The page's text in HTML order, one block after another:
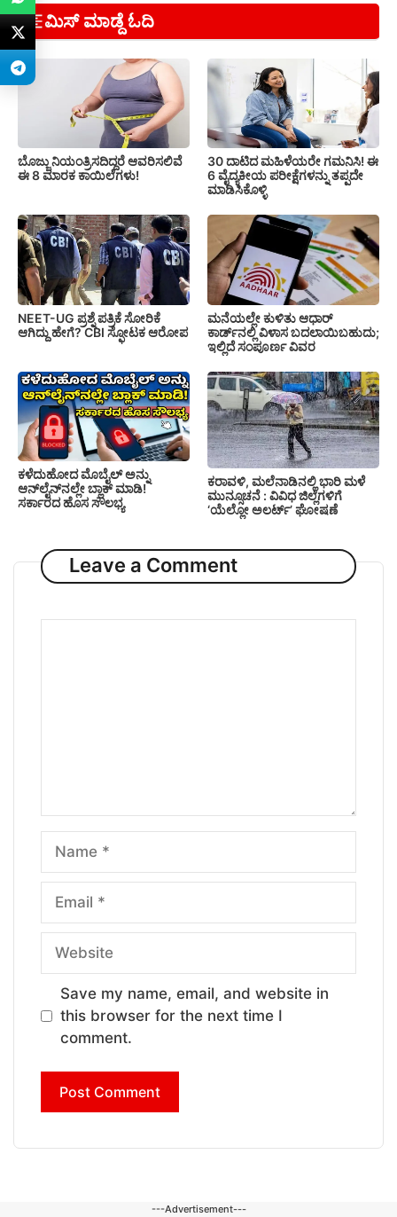
ಮಿಸ್ ಮಾಡ್ದೆ ಓದಿ
ಬೊಜ್ಜು ನಿಯಂತ್ರಿಸದಿದ್ದರೆ ಆವರಿಸಲಿವೆ
ಈ 8 ಮಾರಕ ಕಾಯಿಲೆಗಳು!
30 ದಾಟಿದ ಮಹಿಳೆಯರೇ ಗಮನಿಸಿ! ಈ
6 ವೈದ್ಯಕೀಯ ಪರೀಕ್ಷೆಗಳನ್ನು ತಪ್ಪದೇ
ಮಾಡಿಸಿಕೊಳ್ಳಿ
NEET-UG ಪ್ರಶ್ನೆ ಪತ್ರಿಕೆ ಸೋರಿಕೆ
ಆಗಿದ್ದು ಹೇಗೆ? CBI ಸ್ಫೋಟಕ ಆರೋಪ
ಮನೆಯಲ್ಲೇ ಕುಳಿತು ಆಧಾರ್
ಕಾರ್ಡ್‌ನಲ್ಲಿ ವಿಳಾಸ ಬದಲಾಯಿಬಹುದು;
ಇಲ್ಲಿದೆ ಸಂಪೂರ್ಣ ವಿವರ
ಕಳೆದುಹೋದ ಮೊಬೈಲ್ ಅನ್ನು
ಆನ್‌ಲೈನ್‌ನಲ್ಲೇ ಬ್ಲಾಕ್ ಮಾಡಿ!
ಸರ್ಕಾರದ ಹೊಸ ಸೌಲಭ್ಯ
ಕರಾವಳಿ, ಮಲೆನಾಡಿನಲ್ಲಿ ಭಾರಿ ಮಳೆ
ಮುನ್ಸೂಚನೆ : ವಿವಿಧ ಜಿಲ್ಲೆಗಳಿಗೆ
‘ಯೆಲ್ಲೋ ಅಲರ್ಟ್’ ಘೋಷಣೆ
Leave a Comment
Save my name, email, and website in
this browser for the next time I
comment.
---Advertisement---